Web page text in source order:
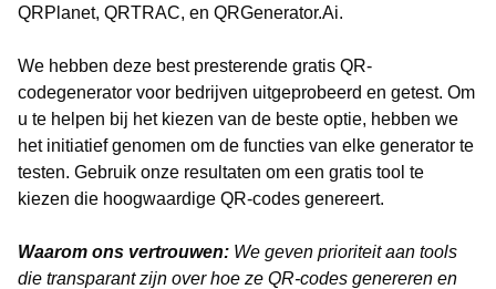
QRPlanet, QRTRAC, en QRGenerator.Ai.
We hebben deze best presterende gratis QR-
codegenerator voor bedrijven uitgeprobeerd en getest. Om
u te helpen bij het kiezen van de beste optie, hebben we
het initiatief genomen om de functies van elke generator te
testen. Gebruik onze resultaten om een gratis tool te
kiezen die hoogwaardige QR-codes genereert.
Waarom ons vertrouwen: We geven prioriteit aan tools
die transparant zijn over hoe ze QR-codes genereren en